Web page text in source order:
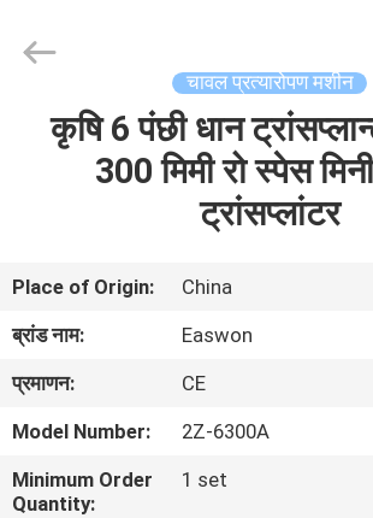
हमारे
बारे
में
कारखाना
भ्रमण
Export
Reserved.
चावल प्रत्यारोपण मशीन
कृषि 6 पंछी धान
300 मिमी रो स्पेस
ट्रांसप्लांटर
Place of Origin:
China
ब्रांड नाम:
Easwon
प्रमाणन:
CE
Model Number:
2Z-6300A
Minimum Order
Quantity:
1 set